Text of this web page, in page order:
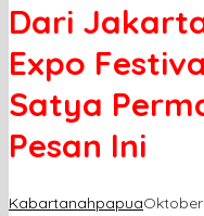
Dari
Expo
Satya
Pesan Ini
Kabartanahpapua